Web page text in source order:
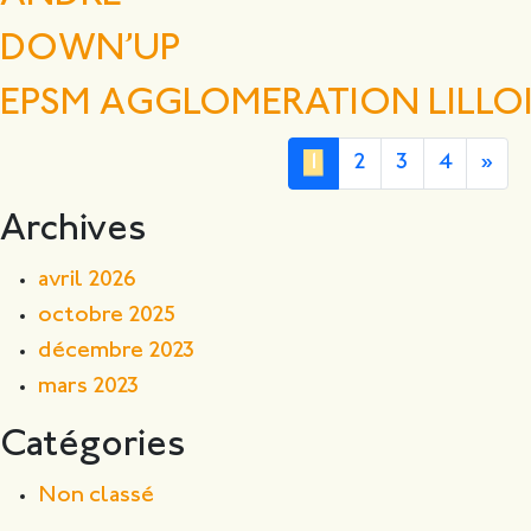
DOWN’UP
EPSM AGGLOMERATION
2 3 4 »
Archives
avril 2026
octobre 2025
décembre 2023
mars 2023
Catégories
Non classé